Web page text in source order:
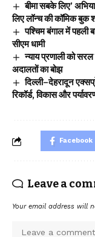
बीमा सबके लिए’
लिए लॉन्च की कॉमिक बुक
पश्चिम बंगाल में पहली
सीएम धामी
न्याय प्रणाली को सरल
अदालतों का बोझ
दिल्ली–देहरादून
रिकॉर्ड, विकास और
Facebook
Leave a
Your email address will